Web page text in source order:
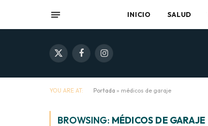
INICIO SALUD
X
FacebookInstagram
YOU ARE AT: Portada » médicos de garaje
BROWSING: MÉDICOS DE GARAJE